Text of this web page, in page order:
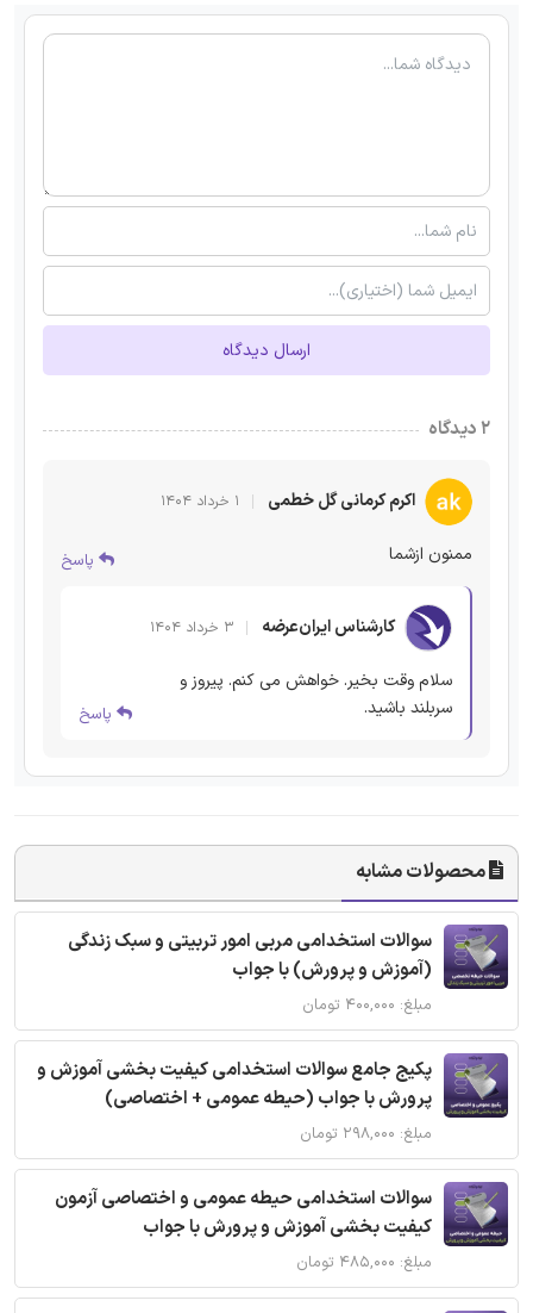
ارسال دیدگاه
۲ دیدگاه
اکرم کرمانی گل خطمی ۱ خرداد ۱۴۰۴
ممنون ازشما پاسخ
کارشناس ایران‌عرضه ۳ خرداد ۱۴۰۴
سلام وقت بخیر. خواهش می کنم. پیروز و
سربلند باشید.
پاسخ
محصولات مشابه
سوالات استخدامی مربی امور تربیتی و سبک زندگی
(آموزش و پرورش) با جواب
مبلغ: ۴۰۰,۰۰۰ تومان
پکیج جامع سوالات استخدامی کیفیت بخشی آموزش و
پرورش با جواب (حیطه عمومی + اختصاصی)
مبلغ: ۲۹۸,۰۰۰ تومان
سوالات استخدامی حیطه عمومی و اختصاصی آزمون
کیفیت بخشی آموزش و پرورش با جواب
مبلغ: ۴۸۵,۰۰۰ تومان